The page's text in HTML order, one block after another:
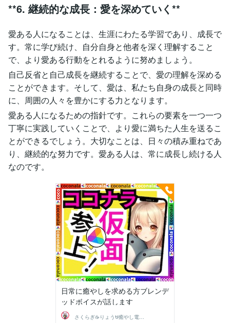
**6. 継続的な成長：愛を深めていく**
愛ある人になることは、生涯にわたる学習であり、成長で
す。常に学び続け、自分自身と他者を深く理解すること
で、より愛ある行動をとれるように努めましょう。
自己反省と自己成長を継続することで、愛の理解を深める
ことができます。そして、愛は、私たち自身の成長と同時
に、周囲の人々を豊かにする力となります。
愛ある人になるための指針です。これらの要素を一つ一つ
丁寧に実践していくことで、より愛に満ちた人生を送るこ
とができるでしょう。大切なことは、日々の積み重ねであ
り、継続的な努力です。愛ある人は、常に成長し続ける人
なのです。
日常に癒やしを求める方ブレンデ
ッドボイスが話します
さくらぎ☕りょう⛎癒やし電話相談サロン